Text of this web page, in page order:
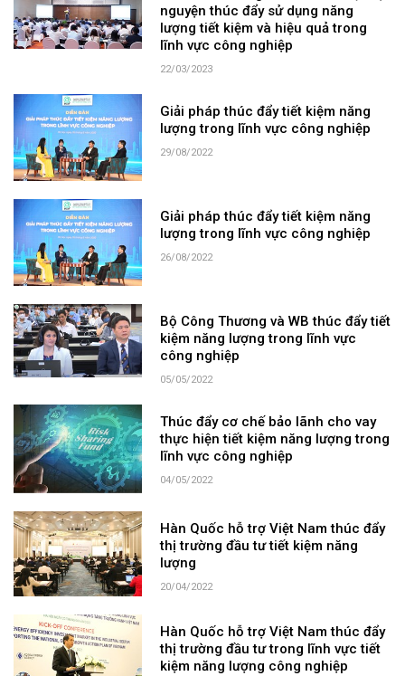
nguyện thúc đẩy sử dụng năng
lượng tiết kiệm và hiệu quả trong
lĩnh vực công nghiệp
22/03/2023
Giải pháp thúc đẩy tiết kiệm năng
lượng trong lĩnh vực công nghiệp
29/08/2022
Giải pháp thúc đẩy tiết kiệm năng
lượng trong lĩnh vực công nghiệp
26/08/2022
Bộ Công Thương và WB thúc đẩy tiết
kiệm năng lượng trong lĩnh vực
công nghiệp
05/05/2022
Thúc đẩy cơ chế bảo lãnh cho vay
thực hiện tiết kiệm năng lượng trong
lĩnh vực công nghiệp
04/05/2022
Hàn Quốc hỗ trợ Việt Nam thúc đẩy
thị trường đầu tư tiết kiệm năng
lượng
20/04/2022
Hàn Quốc hỗ trợ Việt Nam thúc đẩy
thị trường đầu tư trong lĩnh vực tiết
kiệm năng lượng công nghiệp